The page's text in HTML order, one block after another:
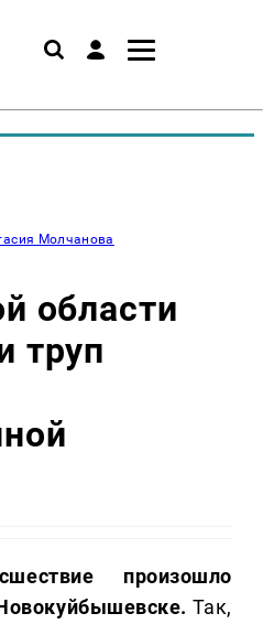
Молчанова
области
труп
произошло
Так,